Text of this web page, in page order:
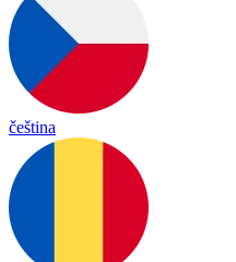
čeština